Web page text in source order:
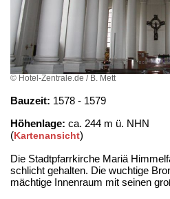
© Hotel-Zentrale.de / B. Mett
Bauzeit: 1578 - 1579
Höhenlage: ca. 244 m ü. NHN
(Kartenansicht)
Die Stadtpfarrkirche Mariä
schlicht gehalten. Die wuchtige
mächtige Innenraum mit seinen